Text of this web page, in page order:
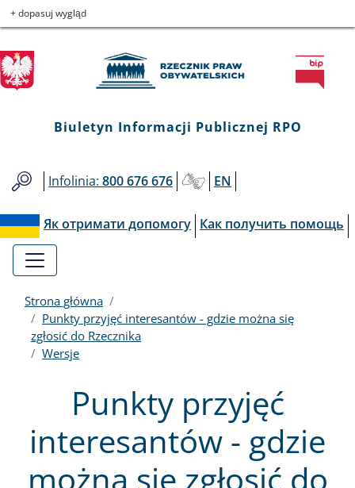
Przejdź
do
menu
głównego
Przejdź
do
treści
Przejdź
to
informacji
o
kontakcie
Przejdź
do
mapy
serwisu
Biuletyn
Informacji
Publicznej
RPO
+ dopasuj wygląd
Biuletyn Informacji Publicznej RPO
Infolinia: 800 676 676 EN
Як отримати допомогу Как получить помощь
Strona główna
Punkty przyjęć interesantów - gdzie można się
zgłosić do Rzecznika
Wersje
Punkty przyjęć
interesantów - gdzie
można się zgłosić do